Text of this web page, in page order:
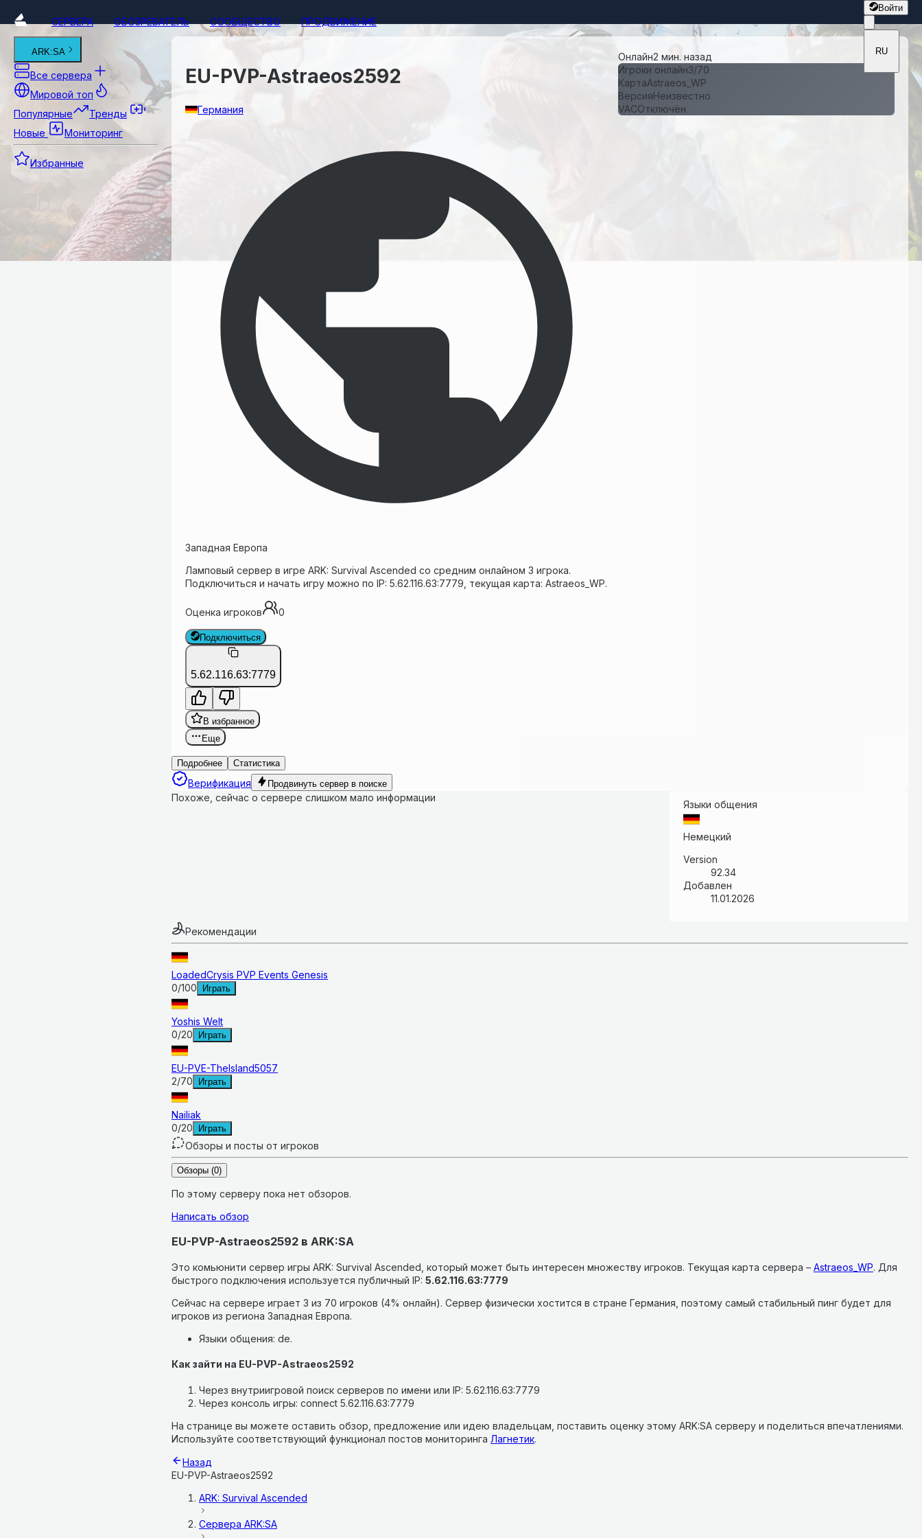
СЕРВЕРА ОБОЗРЕВАТЕЛЬ СООБЩЕСТВО ПРОДВИЖЕНИЕ
Войти
RU
ARK:SA
Все сервера
Мировой топ
Популярные
Тренды
Новые
Мониторинг
Избранные
EU-PVP-Astraeos2592
Германия
Западная Европа
Ламповый сервер в игре ARK: Survival Ascended со средним онлайном 3 игрока.
Подключиться и начать игру можно по IP: 5.62.116.63:7779, текущая карта: Astraeos_WP.
Оценка игроков 0
Онлайн2 мин. назад
Игроки онлайн3/70
КартаAstraeos_WP
ВерсияНеизвестно
VACОтключён
Подключиться
5.62.116.63:7779
В избранное
Еще
Подробнее Статистика
Верификация Продвинуть сервер в поиске
Похоже, сейчас о сервере слишком мало информации
Языки общения
Немецкий
Version
92.34
Добавлен
11.01.2026
Рекомендации
LoadedCrysis PVP Events Genesis
0/100 Играть
Yoshis Welt
0/20 Играть
EU-PVE-TheIsland5057
2/70 Играть
Nailiak
0/20 Играть
Обзоры и посты от игроков
Обзоры (0)
По этому серверу пока нет обзоров.
Написать обзор
EU-PVP-Astraeos2592 в ARK:SA
Это комьюнити сервер игры ARK: Survival Ascended, который может быть интересен множеству игроков. Текущая карта сервера – Astraeos_WP. Для
быстрого подключения используется публичный IP: 5.62.116.63:7779
Сейчас на сервере играет 3 из 70 игроков (4% онлайн). Сервер физически хостится в стране Германия, поэтому самый стабильный пинг будет для
игроков из региона Западная Европа.
Языки общения: de.
Как зайти на EU-PVP-Astraeos2592
Через внутриигровой поиск серверов по имени или IP: 5.62.116.63:7779
Через консоль игры: connect 5.62.116.63:7779
На странице вы можете оставить обзор, предложение или идею владельцам, поставить оценку этому ARK:SA серверу и поделиться впечатлениями.
Используйте соответствующий функционал постов мониторинга Лагнетик.
Назад
EU-PVP-Astraeos2592
ARK: Survival Ascended
Сервера ARK:SA